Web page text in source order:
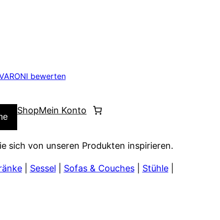
bewerten
ShopMein Konto
sich von unseren Produkten inspirieren.
| Sessel Sofas & Couches| Stühle|